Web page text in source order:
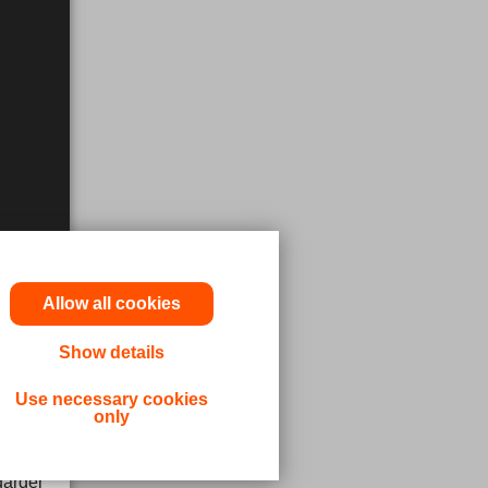
Allow all cookies
Show details
Use necessary cookies
only
läkare